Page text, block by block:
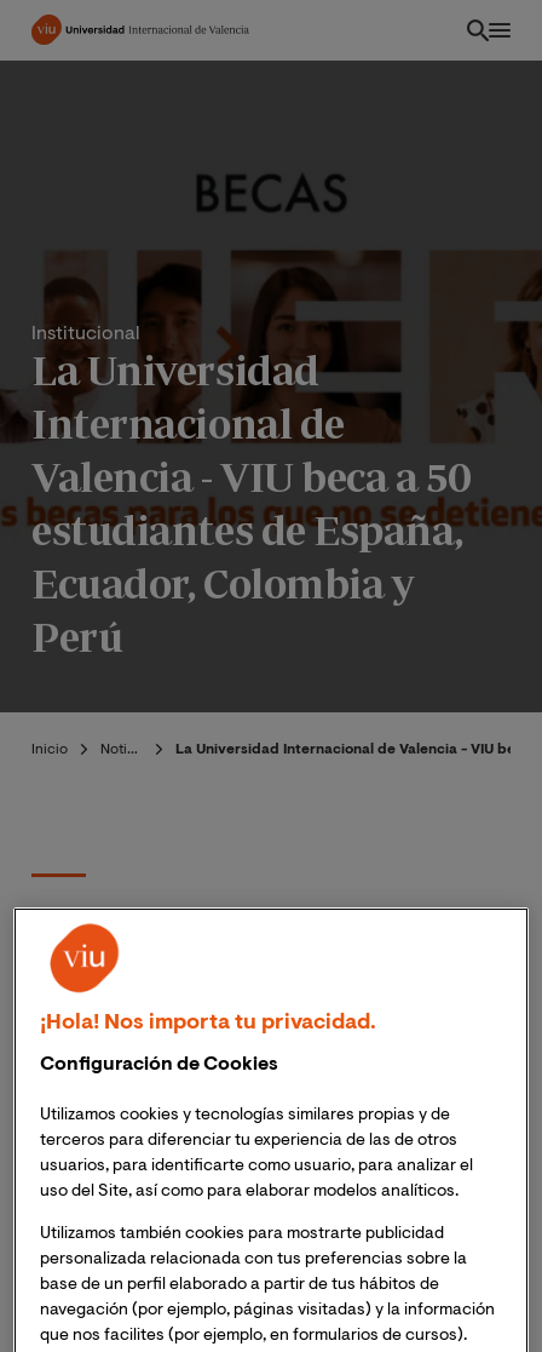
Pasar
Institucional
La Universidad
Internacional de
Valencia - VIU beca a 50
estudiantes de España,
Ecuador, Colombia y
Perú
Inicio Noticias La Universidad Internacional de Valencia - VIU
Publicado:
06/11/2023
Las ‘’Becas Quiero” premian la excelencia
académica y el talento financiando los estudios
Se ha alcanzado la cifra de más de 3.000
postulantes al Programa de Becas Quiero
Las áreas de Empresa y Ciencias de la Salud
han sido las más demandadas por los
estudiantes
¡Hola! Nos importa tu privacidad.
Configuración de Cookies
Utilizamos cookies y tecnologías similares propias y de
terceros para diferenciar tu experiencia de las de otros
usuarios, para identificarte como usuario, para analizar el
uso del Site, así como para elaborar modelos analíticos.
Utilizamos también cookies para mostrarte publicidad
personalizada relacionada con tus preferencias sobre la
base de un perfil elaborado a partir de tus hábitos de
navegación (por ejemplo, páginas visitadas) y la información
que nos facilites (por ejemplo, en formularios de cursos).